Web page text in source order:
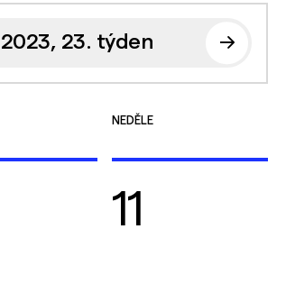
23. týden
NEDĚLE
11